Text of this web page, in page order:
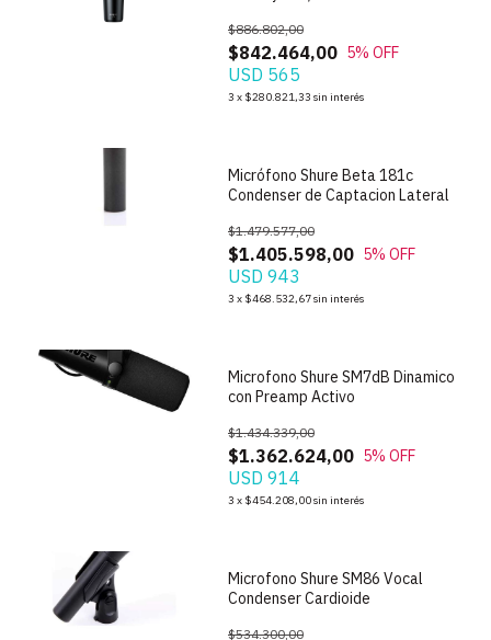
$842.464,00
$886.802,00
5% OFF
USD 565
3 x $280.821,33 sin interés
Micrófono Shure Beta 181c
Condenser de Captacion Lateral
$1.405.598,00
$1.479.577,00
5% OFF
USD 943
3 x $468.532,67sin interés
Microfono Shure SM7dB Dinamico
con Preamp Activo
$1.362.624,00
$1.434.339,00
5% OFF
USD 914
3 x $454.208,00sin interés
Microfono Shure SM86 Vocal
Condenser Cardioide
$534.300,00